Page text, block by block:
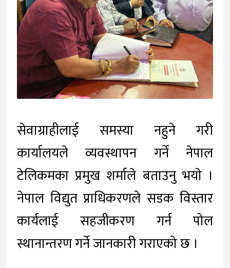
सेवाग्राहीलाई समस्या नहुने गरी
कार्यालयले व्यवस्थापन गर्ने नेपाल
टेलिकमका प्रमुख शर्माले बताउनु भयाे ।
नेपाल विद्युत प्राधिकरणले सडक विस्तार
कार्यलाई सहजीकरण गर्न पोल
स्थानान्तरण गर्ने जानकारी गराएको छ ।